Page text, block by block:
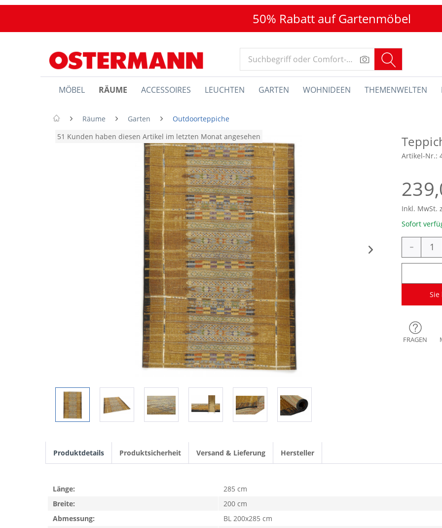
50% Rabatt auf Gartenmöbel
MÖBEL RÄUME ACCESSOIRES LEUCHTEN GARTEN WOHNIDEEN THEMENWELTEN
Räume Garten
Outdoorteppiche
51 Kunden haben diesen Artikel im letzten Monat angesehen
Artikel-Nr.:
Inkl. MwSt.
Sofort
-
Sie
FRAGEN
Produktdetails Produktsicherheit Versand & Lieferung Hersteller
Länge:
285 cm
Breite:
200 cm
Abmessung:
BL 200x285 cm